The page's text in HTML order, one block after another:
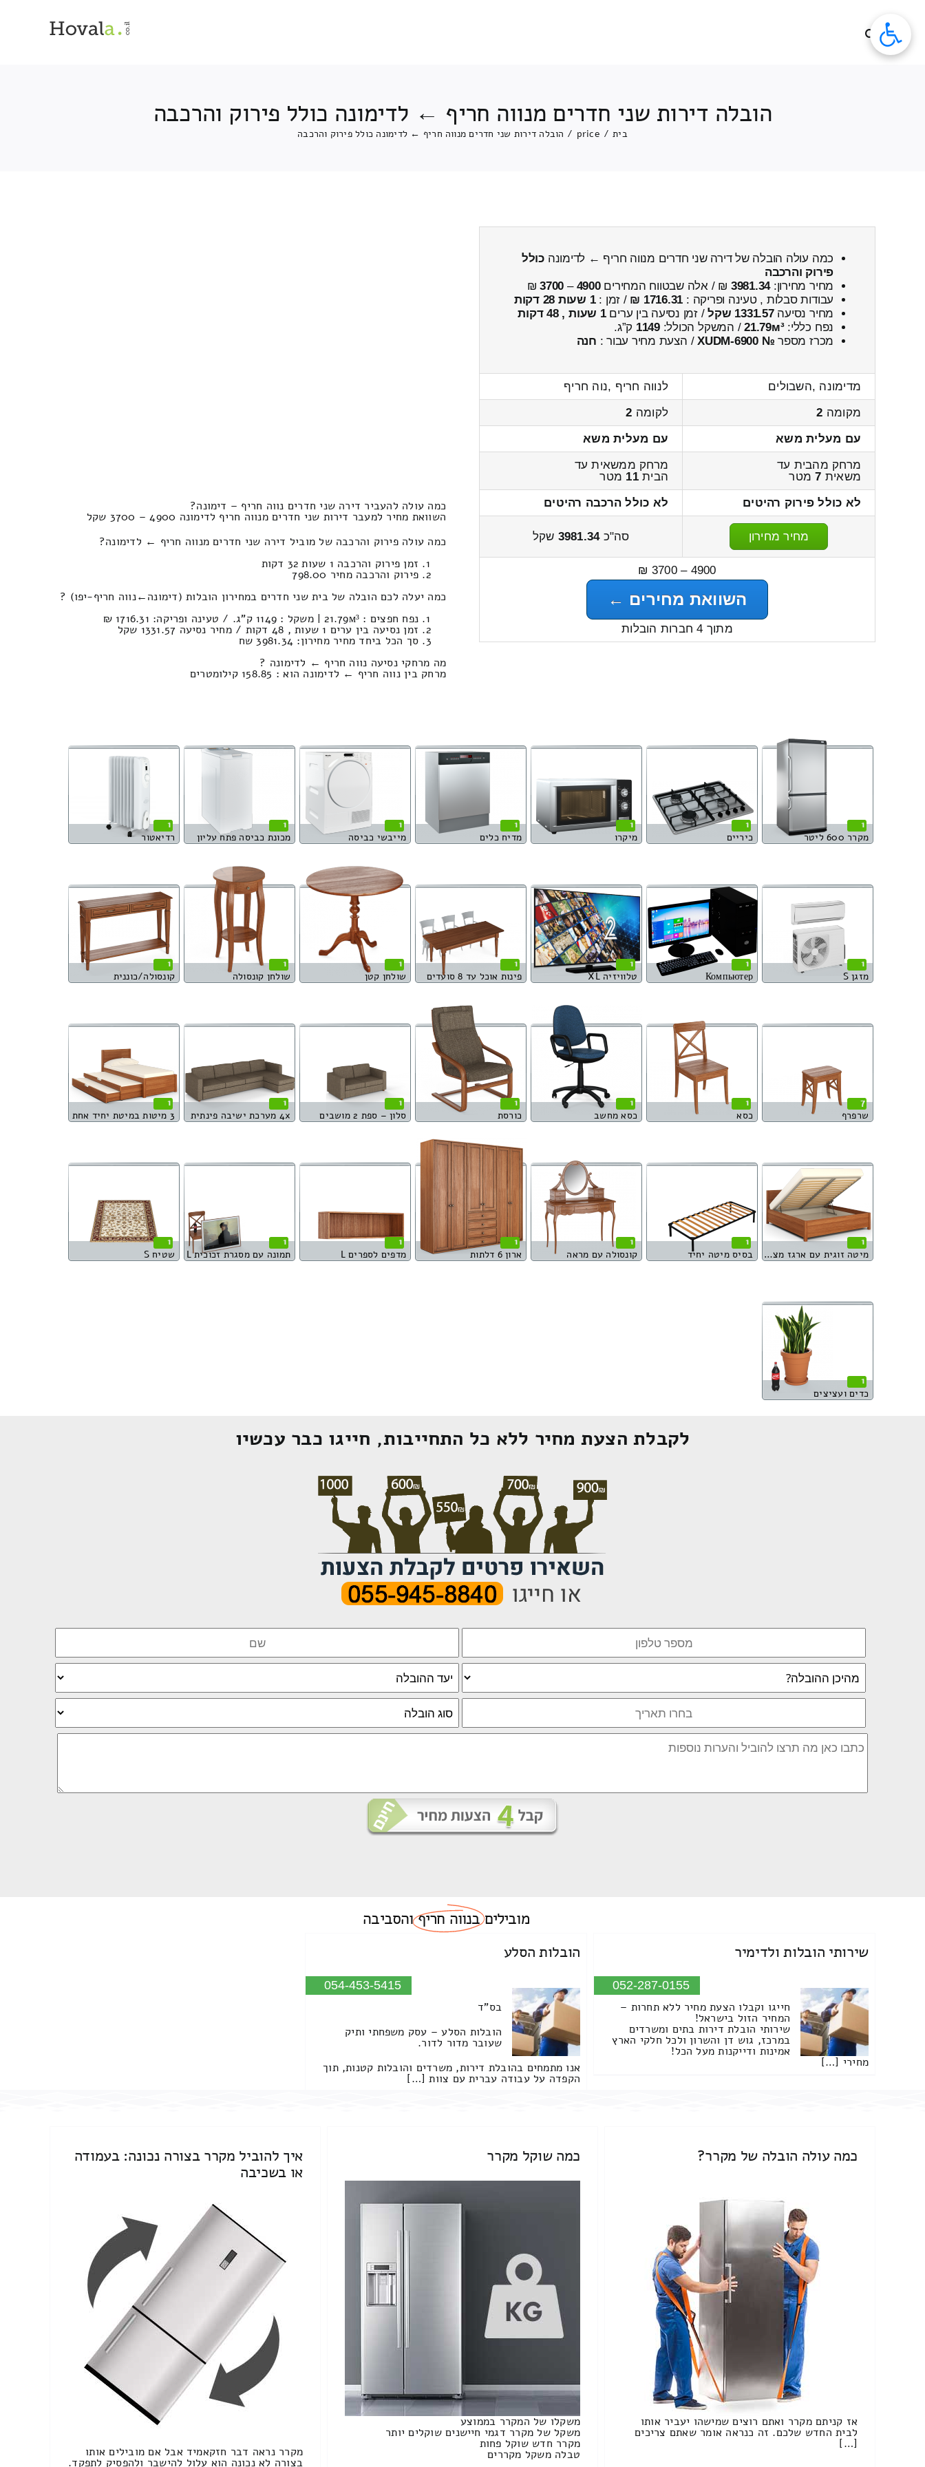
הובלה דירות שני חדרים מנווה חריף ← לדימונה כולל פירוק והרכבה
בית /
price
/ הובלה דירות שני חדרים מנווה חריף ← לדימונה כולל פירוק והרכבה
כמה עולה הובלה של דירה שני חדרים מנווה חריף ← לדימונה כולל
פירוק והרכבה
מחיר מחירון:3981.34 ₪ / אלה שבטווח המחירים4900
–
3700
₪
עבודות סבלות , טעינה ופריקה : 1716.31 ₪ / זמן :1 שעות 28 דקות
מחיר נסיעה1331.57 שקל / זמן נסיעה בין ערים1 שעות , 48 דקות
נפח כללי:21.79м³/ המשקל הכולל:1149 ק”ג.
מכרז מספר № XUDM-6900 / הצעת מחיר עבור : חנה
מדימונה ,השבולים
לנווה חריף ,נוה חריף
מקומה 2 לקומה 2
עם מעלית משא
עם מעלית משא
מרחק מהבית עד
משאית 7מטר
מרחק ממשאית עד
הבית11 מטר
לא כולל פירוק רהיטים
לא כולל הרכבה רהיטים
מחיר מחירון סה"כ3981.34 שקל
4900 – 3700 ₪
השוואת מחירים ←
מתוך 4 חברות הובלות
כמה עולה להעביר דירה שני חדרים נווה חריף – דימונה?
השוואת מחיר למעבר דירות שני חדרים מנווה חריף לדימונה 4900 – 3700 שקל
כמה עולה פירוק והרכבה של מוביל דירה שני חדרים מנווה חריף ← לדימונה?
זמן פירוק והרכבה 1 שעות 32 דקות
פירוק והרכבה מחיר 798.00
כמה יעלה לכם הובלה של בית שני חדרים במחירון הובלות (דימונה‎←‏נווה חריף-יפו) ?
נפח חפצים : 21.79м³ | משקל : 1149 ק”ג. / טעינה ופריקה: 1716.31 ₪
זמן נסיעה בין ערים 1 שעות , 48 דקות / מחיר נסיעה 1331.57 שקל
סך הכל ביחד מחיר מחירון: 3981.34 שח
מה מרחקי נסיעה נווה חריף ← לדימונה ?
מרחק בין נווה חריף ← לדימונה הוא : 158.85 קילומטרים
1
מקרר 600 ליטר
1
כיריים
1
מיקרו
1
מדיח כלים
1
מייבשי כביסה
1
מכונת כביסה פתח עליון
1
רדיאטור
1
מזגן S
1
Компьютер
1
טלוויזיה XL
1
פינות אוכל עד 8 סועדים
1
שולחן קטן
1
שולחן קונסולה
1
קונסולה/כוננית
7
שרפרף
1
כסא
1
כסא מחשב
1
כורסת
1
סלון – ספת 2 מושבים
1
4x מערכת ישיבה פינתית
1
3 מיטות במיטת יחיד אחת
1
מיטה זוגית עם ארגז מצעים
1
בסיס מיטה יחיד
1
קונסולה עם מראה
1
ארון 6 דלתות
1
מדפים לספרים L
1
תמונה עם מסגרת זכוכית L
1
שטיח S
1
כדים ועציצים
לקבלת הצעת מחיר ללא כל התחייבות, חייגו כבר עכשיו
מוביליםבנווה חריףוהסביבה
שירותי הובלות ולדימיר
052-287-0155
חייגו וקבלו הצעת מחיר ללא תחרות –
המחיר הזול בישראל!
שירותי הובלת דירות בתים ומשרדים
במרכז, גוש דן והשרון ולכל חלקי הארץ
אמינות ודייקנות מעל הכל!
מחירי […]
הובלות הסלע
054-453-5415
בס"ד
הובלות הסלע – עסק משפחתי ותיק
שעובר מדור לדור.
אנו מתמחים בהובלת דירות, משרדים והובלות קטנות, תוך
הקפדה על עבודה עברית עם צוות […]
כמה עולה הובלה של מקרר?
אז קניתם מקרר ואתם רוצים שמישהו יעביר אותו
לבית החדש שלכם. זה כנראה אומר שאתם צריכים
[…]
כמה שוקל מקרר
משקלו של המקרר בממוצע
משקל של מקרר דגמי חיישנים שוקלים יותר
מקרר חדש שוקל פחות
טבלה משקל מקררים
איך להוביל מקרר בצורה נכונה: בעמודה
או בשכיבה
מקרר נראה דבר חזקאמיד אבל אם מובילים אותו
בצורה לא נכונה הוא עלול להישבר ולהפסיק לתפקד.